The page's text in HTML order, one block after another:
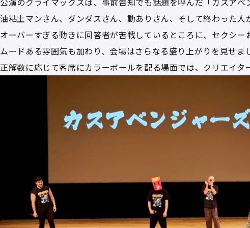
油粘土マンさん、ダンダスさん、動ありさん、そして終わった
オーバーすぎる動きに回答者が苦戦しているところに、セクシ
ムードある雰囲気も加わり、会場はさらなる盛り上がりを見せま
正解数に応じて客席にカラーボールを配る場面では、クリエイ